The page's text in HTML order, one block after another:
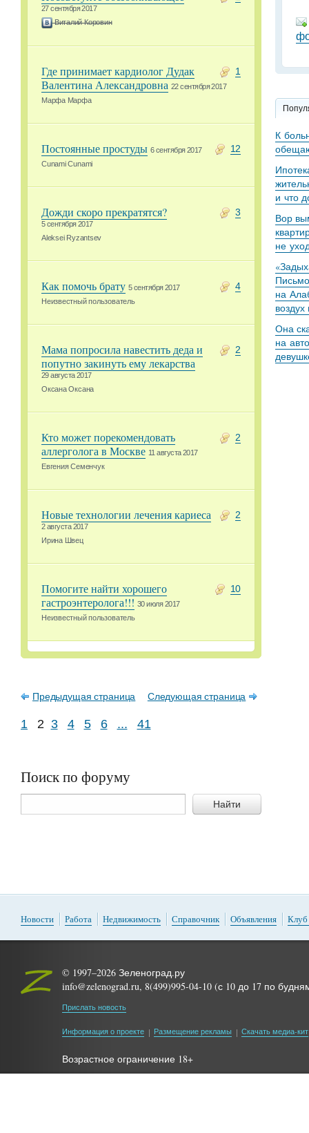
27 сентября 2017
Виталий Коровин
1
Где принимает кардиолог Дудак
Валентина Александровна 22 сентября 2017
Марфа Марфа
12
Постоянные простуды 6 сентября 2017
Cunami Cunami
3
Дожди скоро прекратятся?
5 сентября 2017
Aleksei Ryzantsev
4
Как помочь брату 5 сентября 2017
Неизвестный пользователь
2
Мама попросила навестить деда и
попутно закинуть ему лекарства
29 августа 2017
Оксана Оксана
2
Кто может порекомендовать
аллерголога в Москве 11 августа 2017
Евгения Семенчук
2
Новые технологии лечения кариеса
2 августа 2017
Ирина Швец
10
Помогите найти хорошего
гастроэнтеролога!!! 30 июля 2017
Неизвестный пользователь
Предыдущая страница Следующая страница
1 2 3 4 5 6 ... 41
Поиск по форуму
Найти
К
и что
Вор
не
на
Она
на
Новости Работа Недвижимость Справочник Объявления Клуб
© 1997–2026 Зеленоград.ру
info@zelenograd.ru, 8(499)995-04-10 (с 10 до 17 по
Прислать новость
Информация о проекте Размещение рекламы Скачать медиа-кит
Возрастное ограничение 18+